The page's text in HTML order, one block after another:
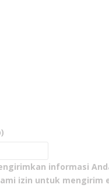
informasi
izin untuk mengirim